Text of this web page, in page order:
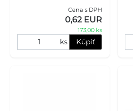
vášho štvornohého
miláčika. Je vhodný pre
Cena s DPH
0,62 EUR
173,00 ks
ks Kúpiť